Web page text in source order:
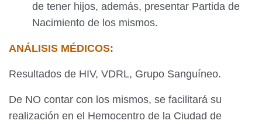
de tener hijos, además, presentar Partida de
Nacimiento de los mismos.
ANÁLISIS MÉDICOS:
Resultados de HIV, VDRL, Grupo Sanguíneo.
De NO contar con los mismos, se facilitará su
realización en el Hemocentro de la Ciudad de